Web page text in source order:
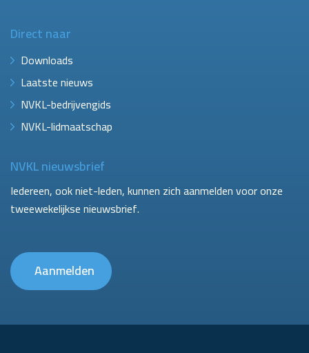
Direct naar
Downloads
Laatste nieuws
NVKL-bedrijvengids
NVKL-lidmaatschap
NVKL nieuwsbrief
Iedereen, ook niet-leden, kunnen zich aanmelden voor onze
tweewekelijkse nieuwsbrief.
Aanmelden